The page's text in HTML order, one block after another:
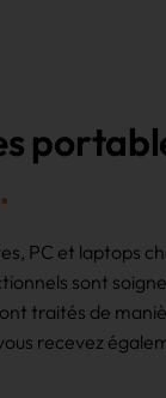
PC et laptops
sont
traités de
recevez